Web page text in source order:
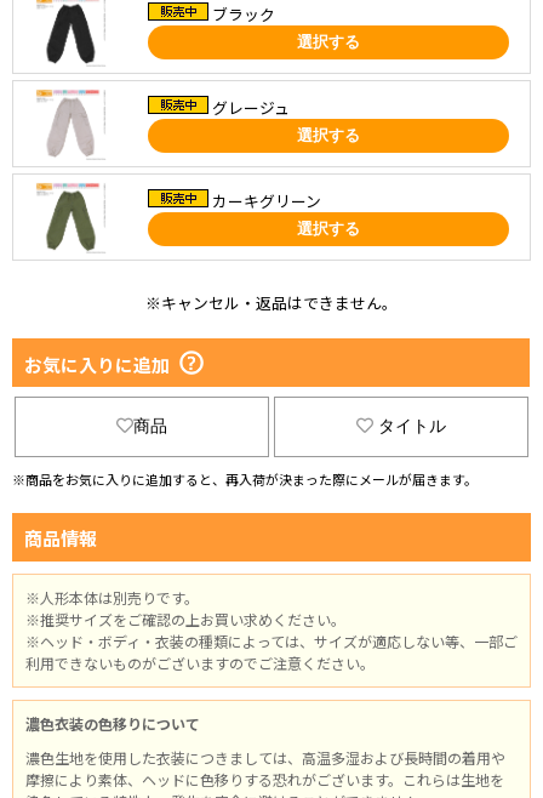
ブラック
選択する
グレージュ
選択する
カーキグリーン
選択する
※キャンセル・返品はできません。
お気に入りに追加
商品 タイトル
※商品をお気に入りに追加すると、再入荷が決まった際にメールが届きます。
商品情報
※人形本体は別売りです。
※推奨サイズをご確認の上お買い求めください。
※ヘッド・ボディ・衣装の種類によっては、サイズが適応しない等、一部ご
利用できないものがございますのでご注意ください。
濃色衣装の色移りについて
濃色生地を使用した衣装につきましては、高温多湿および長時間の着用や
摩擦により素体、ヘッドに色移りする恐れがございます。これらは生地を